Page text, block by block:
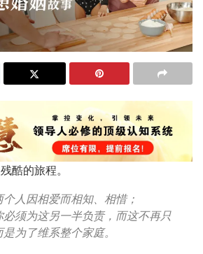
酷的旅程。
人因相爱而相知、相惜；
必须为这另一半负责，而这不再只
为了维系整个家庭。